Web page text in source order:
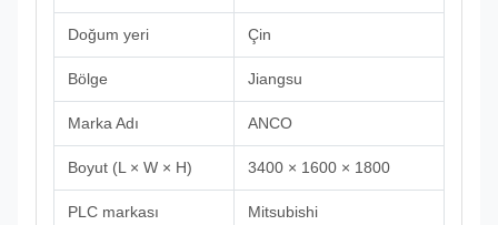
Doğum yeri Çin
Bölge Jiangsu
Marka Adı ANCO
Boyut (L × W × H) 3400 × 1600 × 1800
PLC markası Mitsubishi